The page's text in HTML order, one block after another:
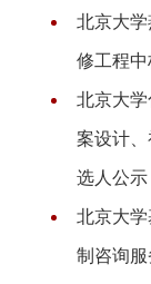
北京大
修工程
北京大
案设计
选人公示
北京大
制咨询